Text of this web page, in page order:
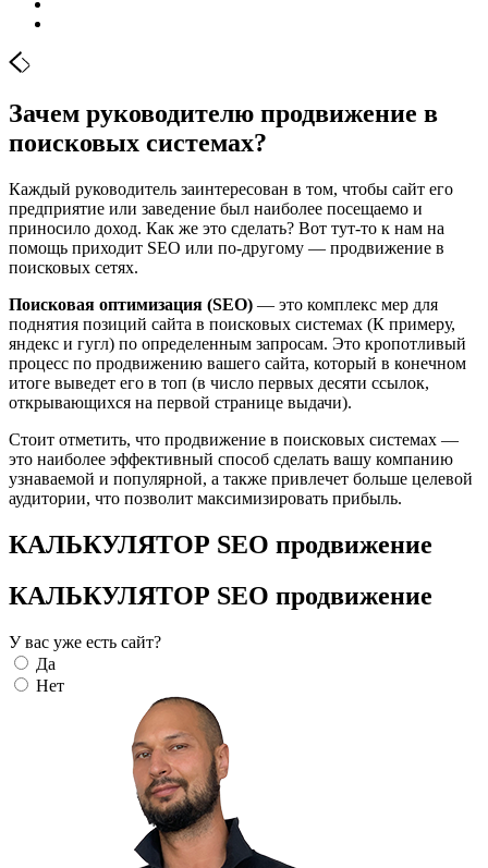
Зачем руководителю продвижение в
поисковых системах?
Каждый руководитель заинтересован в том, чтобы сайт его
предприятие или заведение был наиболее посещаемо и
приносило доход. Как же это сделать? Вот тут-то к нам на
помощь приходит SEO или по-другому — продвижение в
поисковых сетях.
Поисковая оптимизация (SEO) — это комплекс мер для
поднятия позиций сайта в поисковых системах (К примеру,
яндекс и гугл) по определенным запросам. Это кропотливый
процесс по продвижению вашего сайта, который в конечном
итоге выведет его в топ (в число первых десяти ссылок,
открывающихся на первой странице выдачи).
Стоит отметить, что продвижение в поисковых системах —
это наиболее эффективный способ сделать вашу компанию
узнаваемой и популярной, а также привлечет больше целевой
аудитории, что позволит максимизировать прибыль.
КАЛЬКУЛЯТОР SEO продвижение
КАЛЬКУЛЯТОР SEO продвижение
У вас уже есть сайт?
Да
Нет